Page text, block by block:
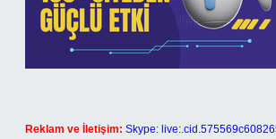
Reklam ve İletişim: Skype: